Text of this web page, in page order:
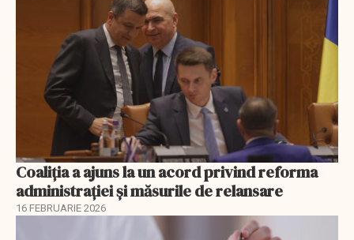
Coaliția a ajuns la un acord privind reforma
administrației și măsurile de relansare
16 FEBRUARIE 2026